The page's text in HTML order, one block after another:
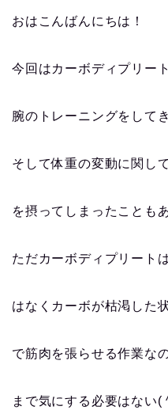
おはこんばんにちは！
今回はカーボディプリー
腕のトレーニングをして
そして体重の変動に関し
を摂ってしまったことも
ただカーボディプリート
はなくカーボが枯渇した
で筋肉を張らせる作業な
まで気にする必要はない